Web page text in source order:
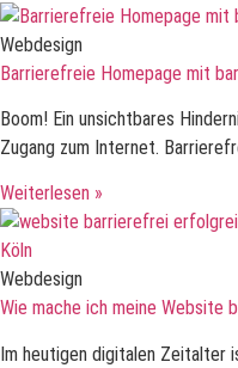
Webdesign
Barrierefreie Homepage mit
Boom! Ein unsichtbares
Zugang zum Internet.
Weiterlesen »
Webdesign
Wie mache ich meine Website
Im heutigen digitalen Zeitalter